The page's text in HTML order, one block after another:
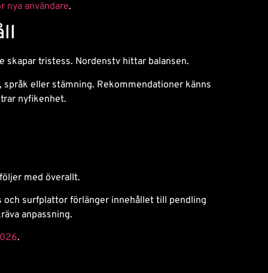
nya användare.
skapar tristess. Nordenstv hittar balansen.
eller stämning. Rekommendationer känns
nyfikenhet.
med överallt.
och surfplattor förlänger innehållet till pendling
anpassning.
.